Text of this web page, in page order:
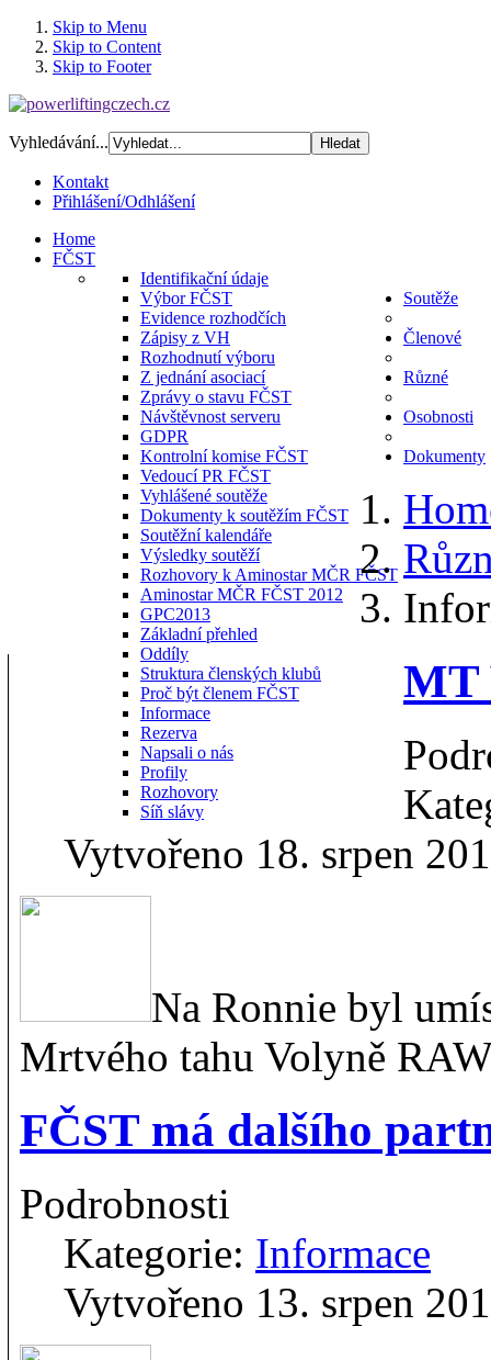
Skip to Menu
Skip to Content
Skip to Footer
Vyhledávání...
Kontakt
Přihlášení/Odhlášení
Home
FČST
Identifikační údaje
Výbor FČST
Evidence rozhodčích
Zápisy z VH
Rozhodnutí výboru
Z jednání asociací
Zprávy o stavu FČST
Návštěvnost serveru
GDPR
Kontrolní komise FČST
Vedoucí PR FČST
Soutěže
Vyhlášené soutěže
Dokumenty k soutěžím FČST
Soutěžní kalendáře
Výsledky soutěží
Rozhovory k Aminostar MČR FČST
Aminostar MČR FČST 2012
GPC2013
Členové
Základní přehled
Oddíly
Struktura členských klubů
Proč být členem FČST
Různé
Informace
Rezerva
Osobnosti
Napsali o nás
Profily
Rozhovory
Síň slávy
Dokumenty
MT
Vytvořeno 18. srpen
Na Ronnie byl
Mrtvého tahu Volyně
FČST má dalšího
Podrobnosti
Kategorie: Informace
Vytvořeno 13. srpen